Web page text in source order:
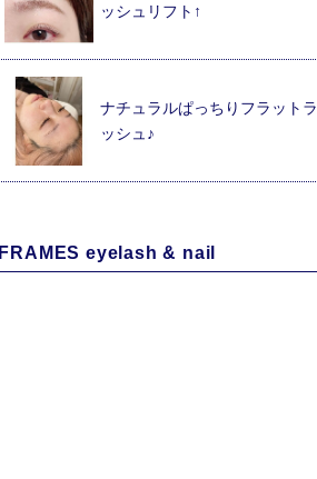
ッシュリフト↑
ナチュラルぱっちりフラットラ
ッシュ♪
FRAMES eyelash & nail